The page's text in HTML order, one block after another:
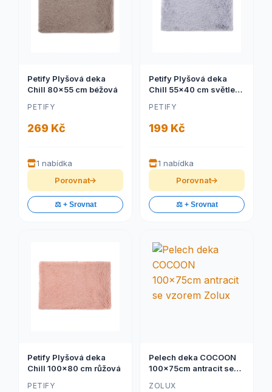
Petify Plyšová deka
Chill 80x55 cm béžová
PETIFY
269 Kč
1 nabídka
Porovnat
⚖️ + Srovnat
Petify Plyšová deka
Chill 55x40 cm světle
PETIFY
199 Kč
1 nabídka
Porovnat
⚖️ + Srovnat
Petify Plyšová deka
Chill 100x80 cm růžová
PETIFY
Pelech deka COCOON
100x75cm antracit se
ZOLUX